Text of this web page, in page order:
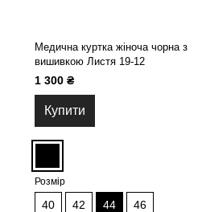
Медична куртка жіноча чорна з
вишивкою Листя 19-12
1 300 ₴
Купити
Розмір
40 42 44 46